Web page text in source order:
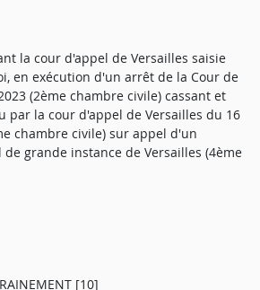
la cour d'appel de Versailles saisie
en exécution d'un arrêt de la Cour de
(2ème chambre civile) cassant et
par la cour d'appel de Versailles du 16
chambre civile) sur appel d'un
grande instance de Versailles (4ème
[10]